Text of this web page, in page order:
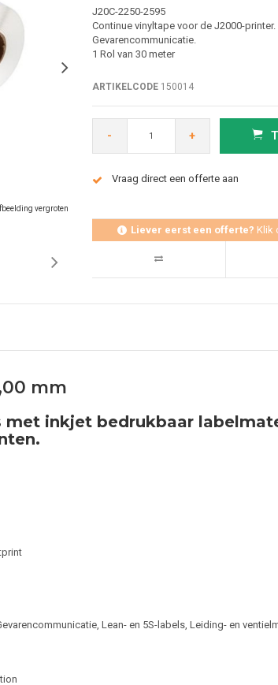
vergroten
J20C-2250-2595
Continue vinyltape voor de J2000-
Gevarencommunicatie.
1 Rol van 30 meter
ARTIKELCODE150014
- +
Vraag direct een offerte aan
Liever eerst een offerte? Klik
mm
met inkjet bedrukbaar
Lean- en 5S-labels, Leiding- en